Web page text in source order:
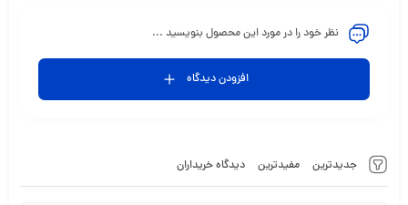
جدیدترین مفیدترین دیدگاه خریداران
نظر خود را در مورد این محصول بنویسید ...
افزودن دیدگاه